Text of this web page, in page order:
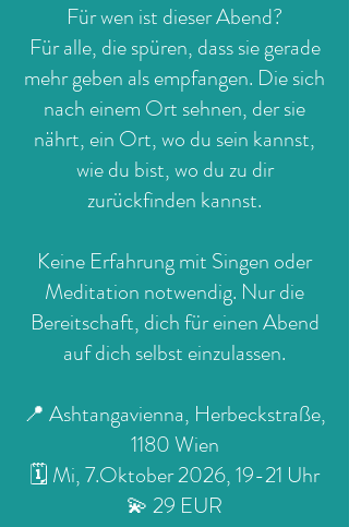
Für wen ist dieser Abend?
Für alle, die spüren, dass sie gerade
mehr geben als empfangen. Die sich
nach einem Ort sehnen, der sie
nährt, ein Ort, wo du sein kannst,
wie du bist, wo du zu dir
zurückfinden kannst.
Keine Erfahrung mit Singen oder
Meditation notwendig. Nur die
Bereitschaft, dich für einen Abend
auf dich selbst einzulassen.
📍 Ashtangavienna, Herbeckstraße,
1180 Wien
🗓 Mi, 7.Oktober 2026, 19-21 Uhr
💫 29 EUR